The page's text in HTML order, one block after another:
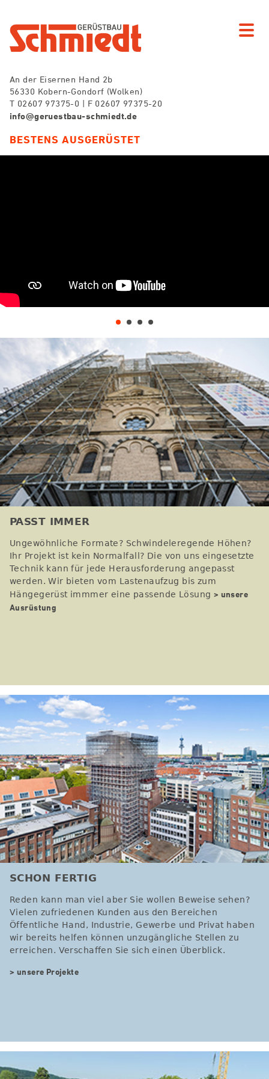
An der Eisernen Hand 2b
56330 Kobern-Gondorf (Wolken)
T 02607 97375-0 | F 02607 97375-20
info@geruestbau-schmiedt.de
BESTENS AUSGERÜSTET
PASST IMMER
Ungewöhnliche Formate? Schwindeleregende Höhen?
Ihr Projekt ist kein Normalfall? Die von uns eingesetzte
Technik kann für jede Herausforderung angepasst
werden. Wir bieten vom Lastenaufzug bis zum
Hängegerüst immmer eine passende Lösung > unsere
Ausrüstung
SCHON FERTIG
Reden kann man viel aber Sie wollen Beweise sehen?
Vielen zufriedenen Kunden aus den Bereichen
Öffentliche Hand, Industrie, Gewerbe und Privat haben
wir bereits helfen können unzugängliche Stellen zu
erreichen. Verschaffen Sie sich einen Überblick.
> unsere Projekte